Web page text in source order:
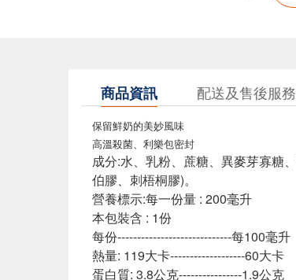
商品資訊 配送及售後服
保留鮮奶的美妙風味
高溫殺菌、利樂包密封
成分:水、乳粉、蔗糖、異麥芽寡糖
伯膠、刺梧桐膠)。
營養標示:每一份量 : 200毫升
本包裝含 : 1份
每份-----------------------------每100毫升
熱量: 119大卡-------------------60大卡
蛋白質: 3.8公克----------------1.9公克